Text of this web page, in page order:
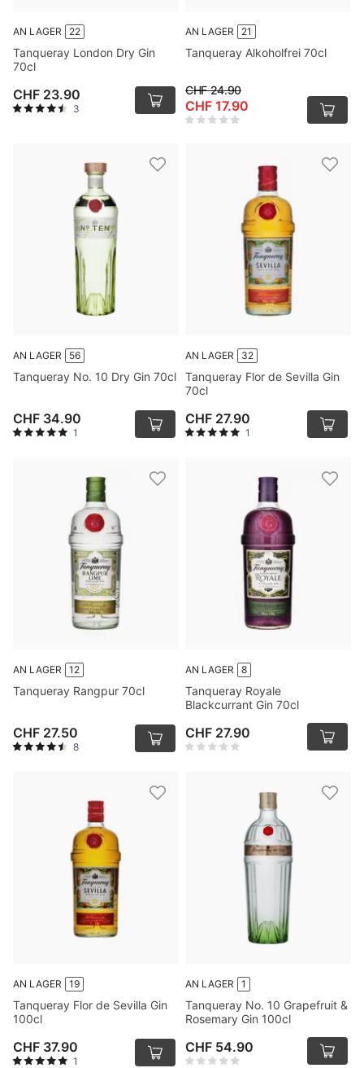
AN LAGER 22
Tanqueray London Dry Gin
70cl
CHF 23.90
3
AN LAGER 21
Tanqueray Alkoholfrei 70cl
CHF 24.90
CHF 17.90
AN LAGER 56
Tanqueray No. 10 Dry Gin 70cl
CHF 34.90
1
AN LAGER 32
Tanqueray Flor de Sevilla Gin
70cl
CHF 27.90
1
AN LAGER 12
Tanqueray Rangpur 70cl
CHF 27.50
8
AN LAGER 8
Tanqueray Royale
Blackcurrant Gin 70cl
CHF 27.90
AN LAGER 19
Tanqueray Flor de Sevilla Gin
100cl
CHF 37.90
1
AN LAGER 1
Tanqueray No. 10 Grapefruit &
Rosemary Gin 100cl
CHF 54.90